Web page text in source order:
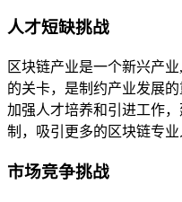
人才短缺挑战
区块链产业是一个新兴产
的关卡，是制约产业发展
加强人才培养和引进工作
制，吸引更多的区块链专业
市场竞争挑战